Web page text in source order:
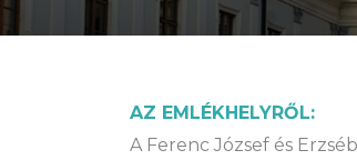
AZ EMLÉKHELYRŐL:
A Ferenc József és